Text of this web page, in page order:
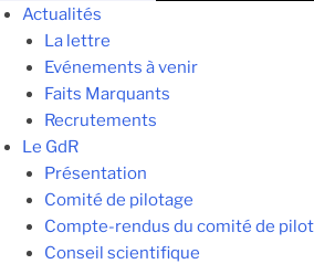
Actualités
La lettre
Evénements à venir
Faits Marquants
Recrutements
Le GdR
Présentation
Comité de pilotage
Compte-rendus du comité de
Conseil scientifique